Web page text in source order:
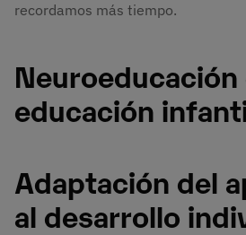
recordamos más tiempo.
Neuroeducación
educación
Adaptación del
al desarrollo